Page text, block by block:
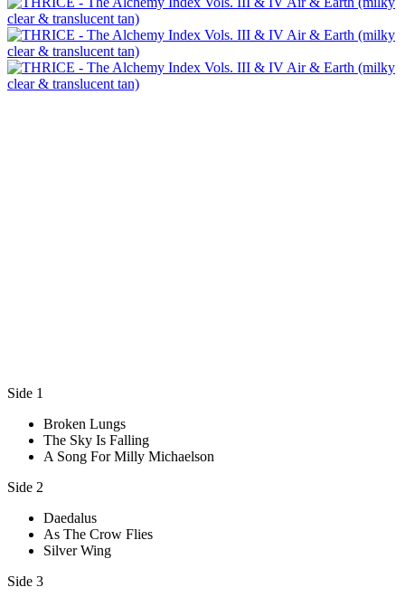
Side 1
Broken Lungs
The Sky Is Falling
A Song For Milly Michaelson
Side 2
Daedalus
As The Crow Flies
Silver Wing
Side 3